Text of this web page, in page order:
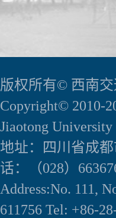
版权所有© 西南
Copyright© 2010-
Jiaotong University
地址：四川省成
话：（028）
Address:No. 111,
611756 Tel: +86-